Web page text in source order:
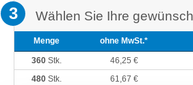
3 Wählen Sie Ihre
Menge ohne MwSt.*
360Stk. 46,25 €
480Stk. 61,67 €